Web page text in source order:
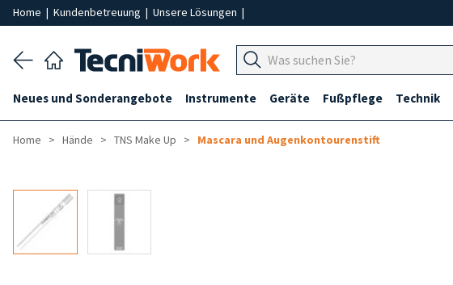
Home | Kundenbetreuung | Unsere Lösungen |
Neues und Sonderangebote Instrumente Geräte Fußpflege Technik
Home Hände TNS Make Up Mascara und Augenkontourenstift